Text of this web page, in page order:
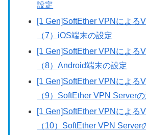
設定
[1 Gen]SoftEther VPNによる
（7）iOS端末の設定
[1 Gen]SoftEther VPNによる
（8）Android端末の設定
[1 Gen]SoftEther VPNによる
（9）SoftEther VPN Serverの
[1 Gen]SoftEther VPNによる
（10）SoftEther VPN Server